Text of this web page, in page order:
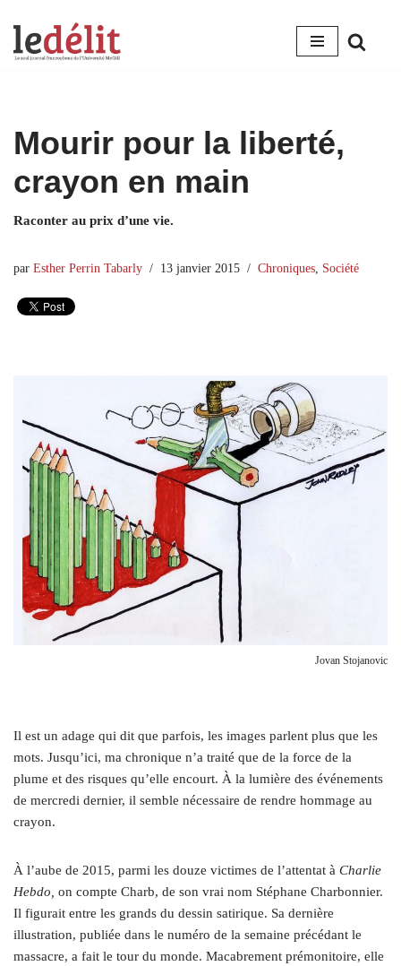
Aller
Mourir pour la liberté,
crayon en main
Raconter au prix d’une vie.
par Esther Perrin Tabarly 13 janvier 2015 Chroniques Société
Jovan Stojanovic
Il est un adage qui dit que parfois, les images parlent plus que les
mots. Jusqu’ici, ma chronique n’a traité que de la force de la
plume et des risques qu’elle encourt. À la lumière des événements
de mercredi dernier, il semble nécessaire de rendre hommage au
crayon.
À l’aube de 2015, parmi les douze victimes de l’attentat à Charlie
Hebdo, on compte Charb, de son vrai nom Stéphane Charbonnier.
Il figurait entre les grands du dessin satirique. Sa dernière
illustration, publiée dans le numéro de la semaine précédant le
massacre, a fait le tour du monde. Macabrement prémonitoire, elle